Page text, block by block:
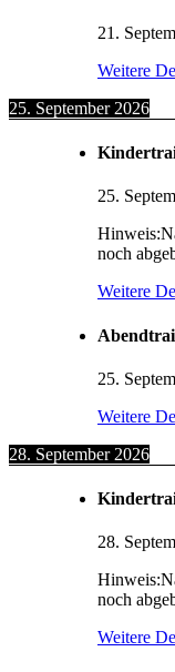
21.
Weitere
25. September 2026
25.
noch
Weitere
25.
Weitere
28. September 2026
28.
noch
Weitere